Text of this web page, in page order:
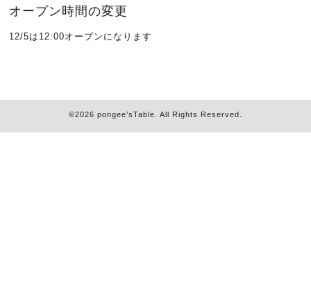
オープン時間の変更
12/5は12:00オープンになります
©2026 pongee’sTable . All Rights Reserved.